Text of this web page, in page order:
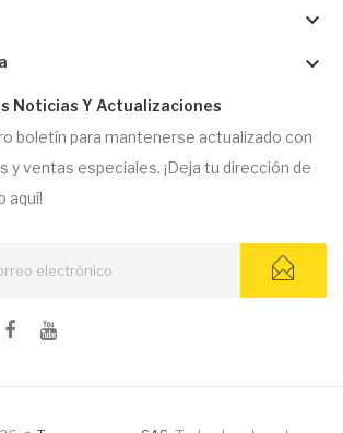
keyboard_arrow_down
keyboard_arrow_down
Noticias Y Actualizaciones
boletín para mantenerse actualizado con
y ventas especiales. ¡Deja tu dirección de
aquí!